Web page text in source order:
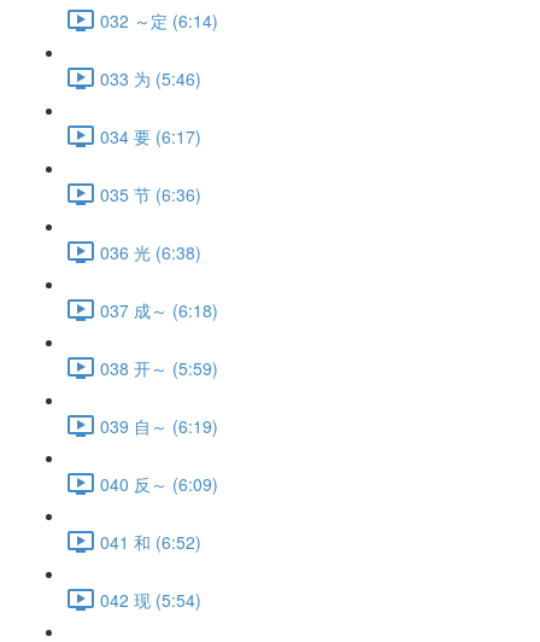
032 ～定 (6:14)
033 为 (5:46)
034 要 (6:17)
035 节 (6:36)
036 光 (6:38)
037 成～ (6:18)
038 开～ (5:59)
039 自～ (6:19)
040 反～ (6:09)
041 和 (6:52)
042 现 (5:54)